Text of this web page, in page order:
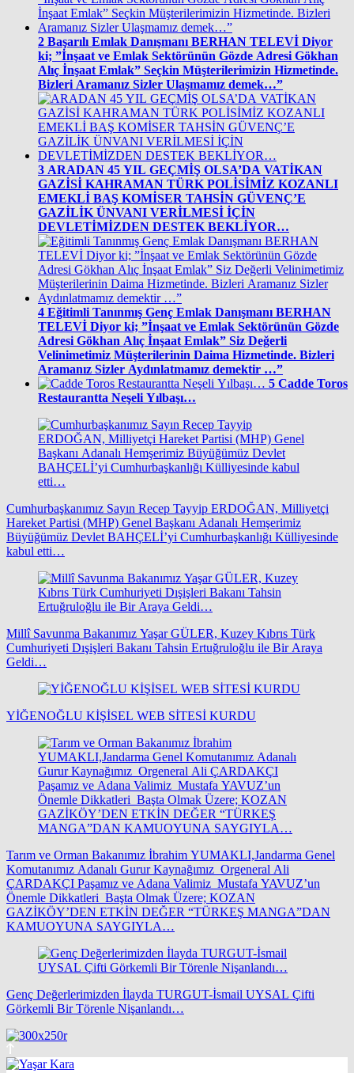
2 Başarılı Emlak Danışmanı BERHAN TELEVİ Diyor
ki; ”İnşaat ve Emlak Sektörünün Gözde Adresi Gökhan
Alıç İnşaat Emlak” Seçkin Müşterilerimizin Hizmetinde.
Bizleri Aramanız Sizler Ulaşmamız demek…”
3 ARADAN 45 YIL GEÇMİŞ OLSA’DA VATİKAN
GAZİSİ KAHRAMAN TÜRK POLİSİMİZ KOZANLI
EMEKLİ BAŞ KOMİSER TAHSİN GÜVENÇ’E
GAZİLİK ÜNVANI VERİLMESİ İÇİN
DEVLETİMİZDEN DESTEK BEKLİYOR…
4 Eğitimli Tanınmış Genç Emlak Danışmanı BERHAN
TELEVİ Diyor ki; ”İnşaat ve Emlak Sektörünün Gözde
Adresi Gökhan Alıç İnşaat Emlak” Siz Değerli
Velinimetimiz Müşterilerinin Daima Hizmetinde. Bizleri
Aramanız Sizler Aydınlatmamız demektir …”
5 Cadde Toros
Restaurantta Neşeli Yılbaşı…
Cumhurbaşkanımız Sayın Recep Tayyip ERDOĞAN, Milliyetçi
Hareket Partisi (MHP) Genel Başkanı Adanalı Hemşerimiz
Büyüğümüz Devlet BAHÇELİ’yi Cumhurbaşkanlığı Külliyesinde
kabul etti…
Millî Savunma Bakanımız Yaşar GÜLER, Kuzey Kıbrıs Türk
Cumhuriyeti Dışişleri Bakanı Tahsin Ertuğruloğlu ile Bir Araya
Geldi…
YİĞENOĞLU KİŞİSEL WEB SİTESİ KURDU
Tarım ve Orman Bakanımız İbrahim YUMAKLI,Jandarma Genel
Komutanımız Adanalı Gurur Kaynağımız Orgeneral Ali
ÇARDAKÇI Paşamız ve Adana Valimiz Mustafa YAVUZ’un
Önemle Dikkatleri Başta Olmak Üzere; KOZAN
GAZİKÖY’DEN ETKİN DEĞER “TÜRKEŞ MANGA”DAN
KAMUOYUNA SAYGIYLA…
Genç Değerlerimizden İlayda TURGUT-İsmail UYSAL Çifti
Görkemli Bir Törenle Nişanlandı…